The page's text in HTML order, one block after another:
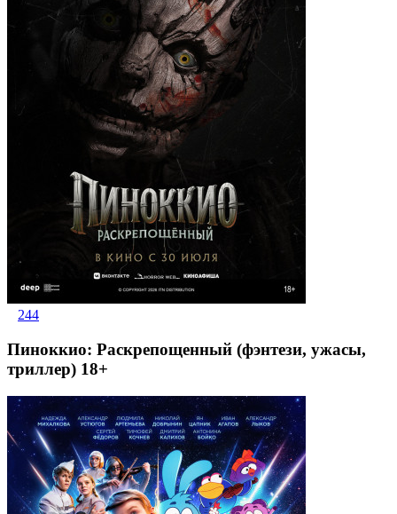
244
Пиноккио: Раскрепощенный (фэнтези, ужасы,
триллер) 18+